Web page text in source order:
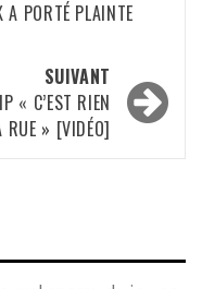
A PORTÉ PLAINTE
SUIVANT
« C’EST RIEN
RUE » [VIDÉO]